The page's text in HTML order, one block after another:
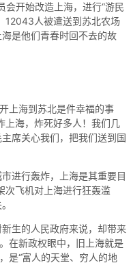
开始改造上海，进行“游民
12043人被遣送到苏北农场
是他们青春时回不去的故
上海到苏北是件幸福的事
上海，炸死好多人！我们几
席关心我们，把我们送到国
进行轰炸，上海是其重要目
飞机对上海进行狂轰滥
新生的人民政府来说，却带来
在新政权眼中，旧上海就是
是“富人的天堂、穷人的地